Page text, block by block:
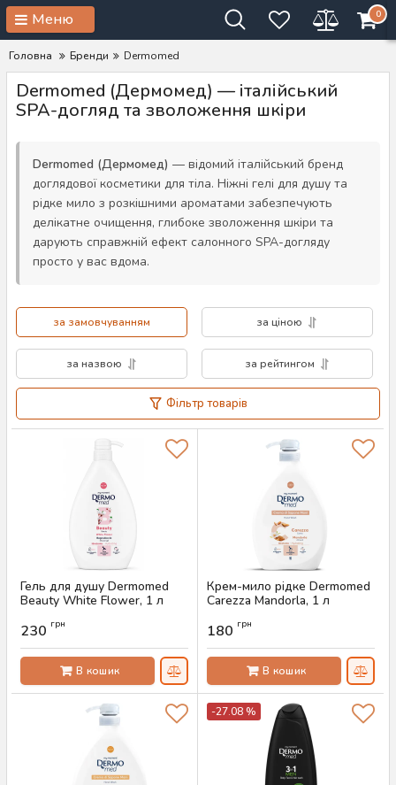
Меню 0
Головна Бренди Dermomed
Dermomed (Дермомед) — італійський
SPA-догляд та зволоження шкіри
Dermomed (Дермомед) — відомий італійський бренд
доглядової косметики для тіла. Ніжні гелі для душу та
рідке мило з розкішними ароматами забезпечують
делікатне очищення, глибоке зволоження шкіри та
дарують справжній ефект салонного SPA-догляду
просто у вас вдома.
за замовчуванням за ціною
за назвою за рейтингом
Фільтр товарів
Гель для душу Dermomed
Beauty White Flower, 1 л
230 грн
В кошик
Крем-мило рідке Dermomed
Carezza Mandorla, 1 л
180 грн
В кошик
-27.08 %